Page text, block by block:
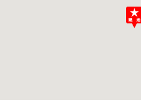
四街道･佐倉･八千代方面エリア